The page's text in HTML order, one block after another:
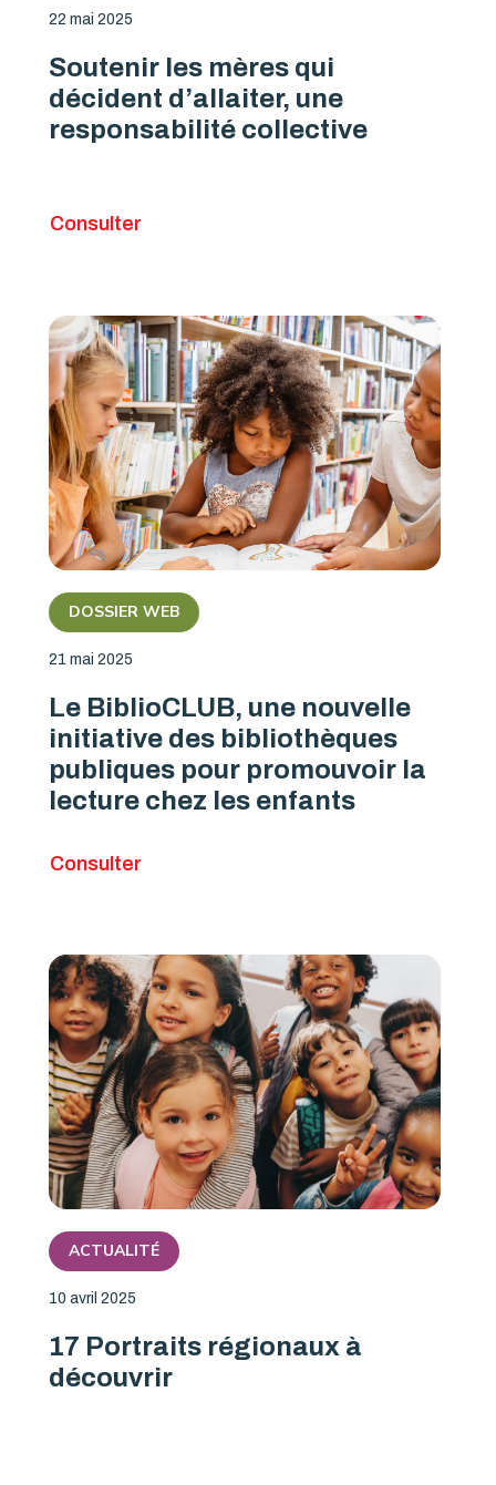
22 mai 2025
Soutenir les mères qui
décident d’allaiter, une
responsabilité collective
Consulter
DOSSIER WEB
21 mai 2025
Le BiblioCLUB, une nouvelle
initiative des bibliothèques
publiques pour promouvoir la
lecture chez les enfants
Consulter
ACTUALITÉ
10 avril 2025
17 Portraits régionaux à
découvrir